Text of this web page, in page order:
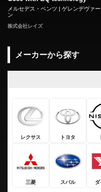
メルセデス・ベンツ | ゲレンデヴァ
ン
株式会社レイズ
メーカーから探す
レクサス トヨタ
三菱 スバル